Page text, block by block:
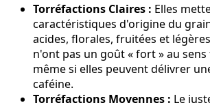
Torréfactions Claires : Elles
caractéristiques d'origine du
acides, florales, fruitées et
n'ont pas un goût « fort » au
même si elles peuvent délivrer
caféine.
Torréfactions Moyennes : Le